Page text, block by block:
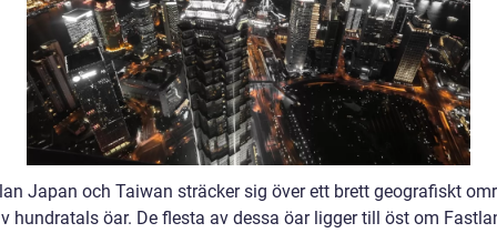
Japan och Taiwan sträcker sig över ett brett geografiskt
hundratals öar. De flesta av dessa öar ligger till öst om